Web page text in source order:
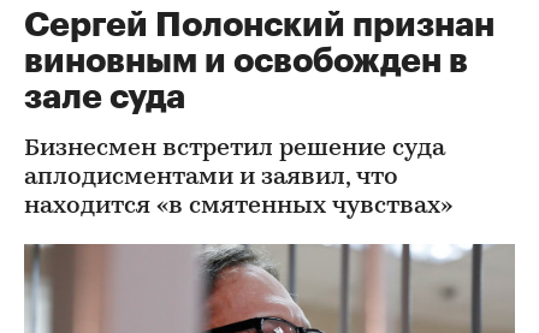
Сергей Полонский признан
виновным и освобожден в
зале суда
Бизнесмен встретил решение суда
аплодисментами и заявил, что
находится «в смятенных чувствах»